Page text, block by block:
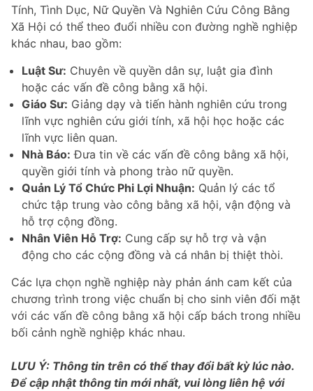
Tính, Tình Dục, Nữ Quyền Và Nghiên Cứu Công Bằng
Xã Hội có thể theo đuổi nhiều con đường nghề nghiệp
khác nhau, bao gồm:
Luật Sư: Chuyên về quyền dân sự, luật gia đình
hoặc các vấn đề công bằng xã hội.
Giáo Sư: Giảng dạy và tiến hành nghiên cứu trong
lĩnh vực nghiên cứu giới tính, xã hội học hoặc các
lĩnh vực liên quan.
Nhà Báo: Đưa tin về các vấn đề công bằng xã hội,
quyền giới tính và phong trào nữ quyền.
Quản Lý Tổ Chức Phi Lợi Nhuận: Quản lý các tổ
chức tập trung vào công bằng xã hội, vận động và
hỗ trợ cộng đồng.
Nhân Viên Hỗ Trợ: Cung cấp sự hỗ trợ và vận
động cho các cộng đồng và cá nhân bị thiệt thòi.
Các lựa chọn nghề nghiệp này phản ánh cam kết của
chương trình trong việc chuẩn bị cho sinh viên đối mặt
với các vấn đề công bằng xã hội cấp bách trong nhiều
bối cảnh nghề nghiệp khác nhau.
LƯU Ý: Thông tin trên có thể thay đổi bất kỳ lúc nào.
Để cập nhật thông tin mới nhất, vui lòng liên hệ với